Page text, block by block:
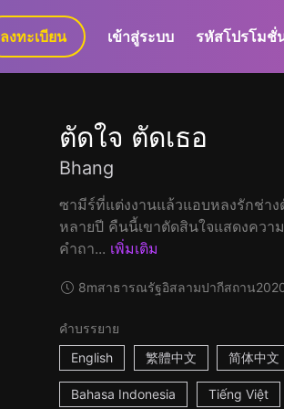
GaLa+
ลงทะเบียน เข้าสู่ระบบ รหัสโปรโมชั่
ตัดใจ ตัดเธอ
Bhang
ซามีร์ที่แต่งงานแล้วแอบหลงรักช่า
หลายปี คืนนี้เขาตัดสินใจแสดงควา
คำถา... เพิ่มเติม
8mสาธารณรัฐอิสลามปากีสถาน
คำบรรยาย
English
繁體中文 简体中文
Bahasa Indonesia Tiếng Việt